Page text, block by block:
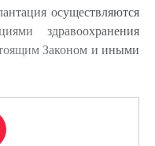
осуществляются
здравоохранения
Законом и иными